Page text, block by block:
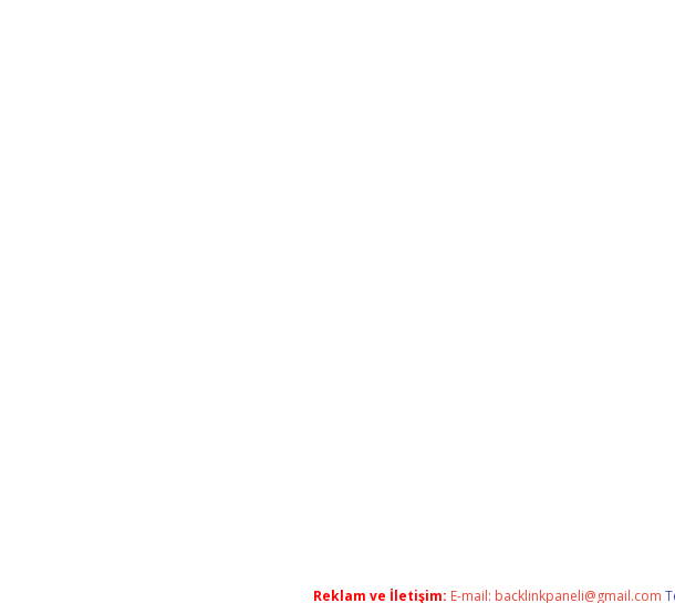
Reklam ve İletişim: E-mail: backlinkpaneli@gmail.com